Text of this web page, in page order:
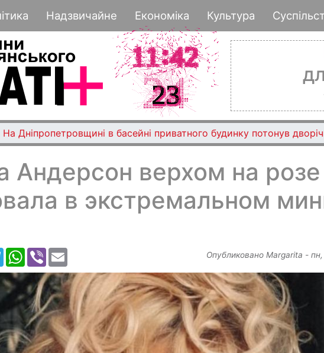
к
основному
навигация
Надзвичайне Економіка Культура
У Кам’янському через ДТП ускладнено рух трамваїв
Андерсон верхом на розе
в экстремальном
TelegramWhatsApp
Viber Опубликовано Margarita -